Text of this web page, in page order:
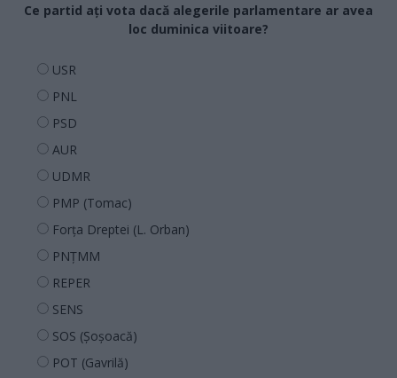
Ce partid ați vota dacă alegerile parlamentare ar avea
loc duminica viitoare?
USR
PNL
PSD
AUR
UDMR
PMP (Tomac)
Forța Dreptei (L. Orban)
PNȚMM
REPER
SENS
SOS (Șoșoacă)
POT (Gavrilă)